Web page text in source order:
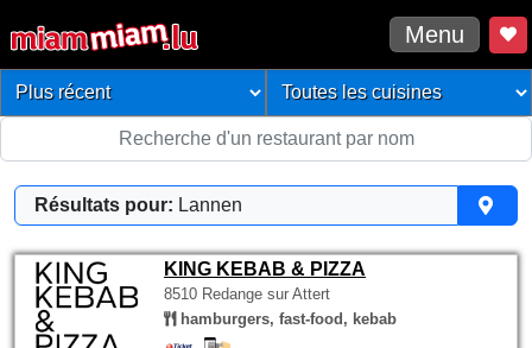
Menu
Résultats pour: Lannen
KING KEBAB & PIZZA
8510 Redange sur Attert
hamburgers, fast-food, kebab